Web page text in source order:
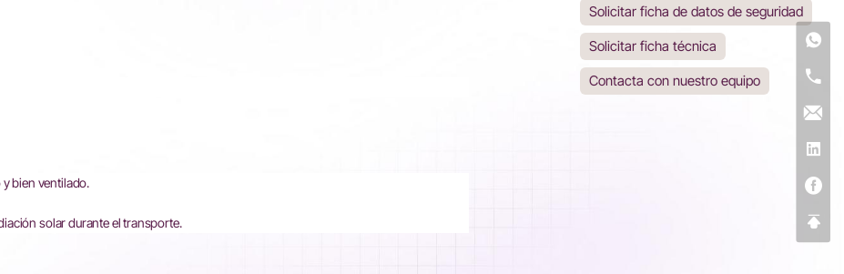
bien ventilado.
solar durante el transporte.
Solicitar ficha de datos de seguridad
Solicitar ficha técnica
Contacta con nuestro equipo